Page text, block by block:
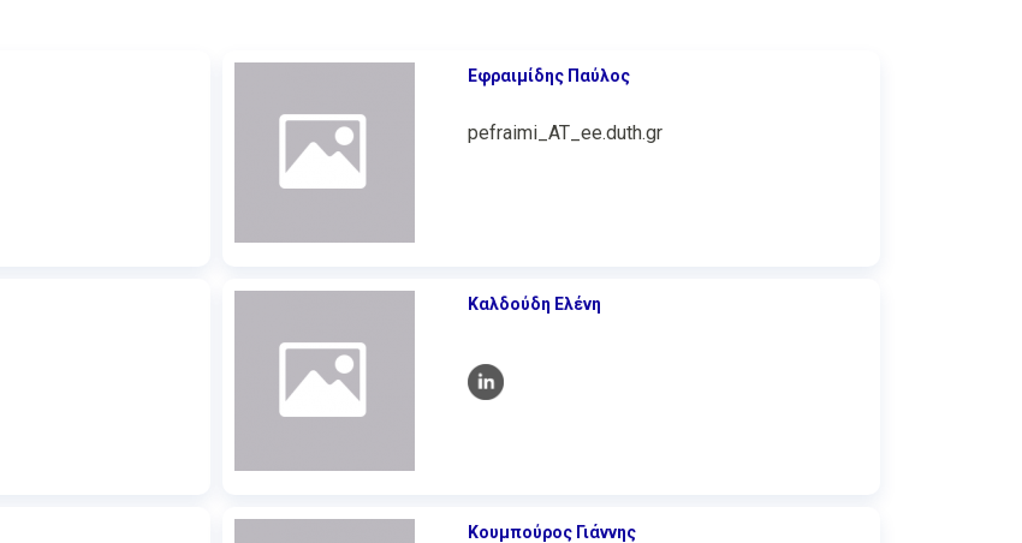
Εφραιμίδης Παύλος
pefraimi_AT_ee.duth.gr
Καλδούδη Ελένη
Κουμπούρος Γιάννης